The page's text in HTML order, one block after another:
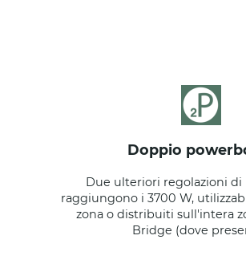
doppio
Due ulteriori regolazioni di
raggiungono i 3700 W,
zona o distribuiti sull'intera
Bridge (dove